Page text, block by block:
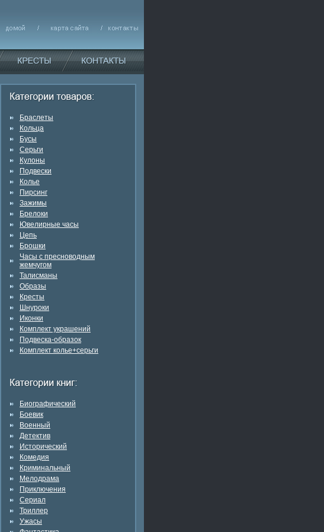
Браслеты
Кольца
Бусы
Серьги
Кулоны
Подвески
Колье
Пирсинг
Зажимы
Брелоки
Ювелирные часы
Цепь
Брошки
Часы с пресноводным
жемчугом
Талисманы
Образы
Кресты
Шнуроки
Иконки
Комплект украшений
Подвеска-образок
Комплект колье+серьги
Биографический
Боевик
Военный
Детектив
Исторический
Комедия
Криминальный
Мелодрама
Приключения
Сериал
Триллер
Ужасы